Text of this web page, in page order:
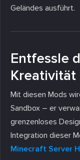
Geländes ausführt.
Entfessle
Kreativität
Mit diesen Mods
Sandbox – er
grenzenloses
Integration dieser
Minecraft Server